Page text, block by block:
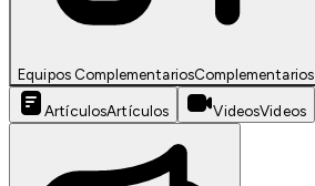
Equipos ComplementariosComplementarios
ArtículosArtículos VideosVideos